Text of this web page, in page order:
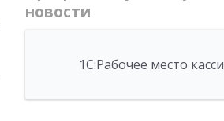
новости
1С:Рабочее место